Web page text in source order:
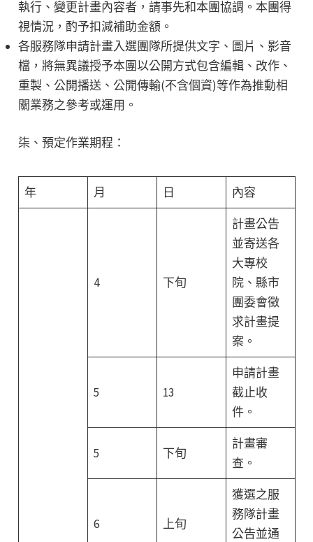
執行、變更計畫內容者，請事先和本團協調。本團得
視情況，酌予扣減補助金額。
各服務隊申請計畫入選團隊所提供文字、圖片、影音
檔，將無異議授予本團以公開方式包含編輯、改作、
重製、公開播送、公開傳輸(不含個資)等作為推動相
關業務之參考或運用。
柒、預定作業期程：
年 月 日 內容
4 下旬
計畫公告
並寄送各
大專校
院、縣市
團委會徵
求計畫提
案。
5 13
申請計畫
截止收
件。
5 下旬
計畫審
查。
6 上旬
獲選之服
務隊計畫
公告並通